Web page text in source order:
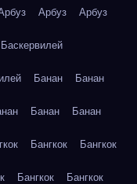
Арбуз Арбуз
Банан Банан
Банан Банан
Бангкок Бангкок
Бангкок Бангкок